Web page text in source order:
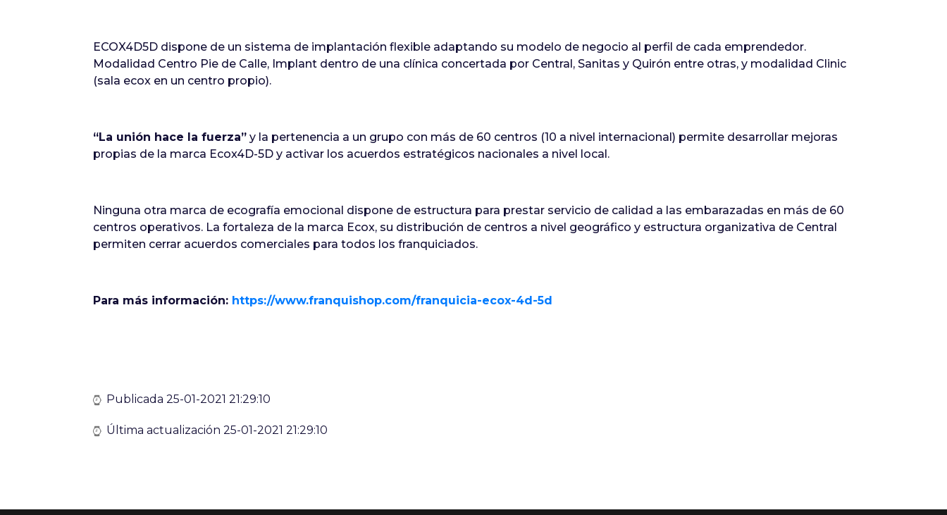
ECOX4D5D dispone de un sistema de implantación flexible adaptando su modelo de negocio al perfil de cada emprendedor.
Modalidad Centro Pie de Calle, Implant dentro de una clínica concertada por Central, Sanitas y Quirón entre otras, y modalidad Clinic
(sala ecox en un centro propio).
“La unión hace la fuerza” y la pertenencia a un grupo con más de 60 centros (10 a nivel internacional) permite desarrollar mejoras
propias de la marca Ecox4D-5D y activar los acuerdos estratégicos nacionales a nivel local.
Ninguna otra marca de ecografía emocional dispone de estructura para prestar servicio de calidad a las embarazadas en más de 60
centros operativos. La fortaleza de la marca Ecox, su distribución de centros a nivel geográfico y estructura organizativa de Central
permiten cerrar acuerdos comerciales para todos los franquiciados.
Para más información: https://www.franquishop.com/franquicia-ecox-4d-5d
Publicada 25-01-2021 21:29:10
Última actualización 25-01-2021 21:29:10